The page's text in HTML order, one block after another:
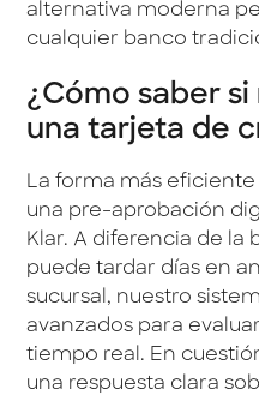
alternativa moderna
cualquier banco
¿Cómo saber
una tarjeta de
La forma más
una pre-aprobación
Klar. A diferencia de la
puede tardar días en
sucursal, nuestro
avanzados para
tiempo real. En
una respuesta clara